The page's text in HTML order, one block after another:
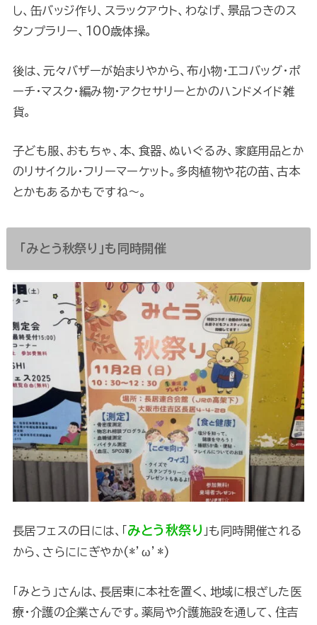
し、缶バッジ作り、スラックアウト、わなげ、景品つきのス
タンプラリー、100歳体操。
後は、元々バザーが始まりやから、布小物・エコバッグ・ポ
ーチ・マスク・編み物・アクセサリーとかのハンドメイド雑
貨。
子ども服、おもちゃ、本、食器、ぬいぐるみ、家庭用品とか
のリサイクル・フリーマーケット。多肉植物や花の苗、古本
とかもあるかもですね～。
「みとう秋祭り」も同時開催
長居フェスの日には、「みとう秋祭り 」も同時開催される
から、さらににぎやか(*’ω’*)
「みとう」さんは、長居東に本社を置く、地域に根ざした医
療・介護の企業さんです。薬局や介護施設を通して、住吉